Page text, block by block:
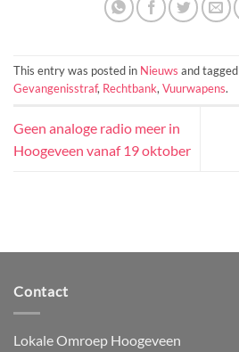
This entry was posted in Nieuws and tagged
Gevangenisstraf, Rechtbank, Vuurwapens.
Geen analoge radio meer in
Hoogeveen vanaf 19 oktober
Contact
Lokale Omroep Hoogeveen